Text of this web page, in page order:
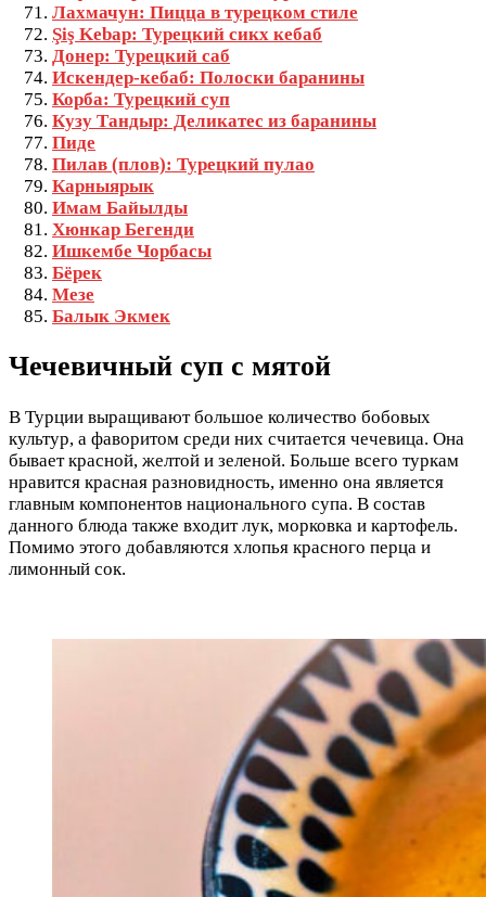
Лахмачун: Пицца в турецком стиле
Şiş Kebap: Турецкий сикх кебаб
Донер: Турецкий саб
Искендер-кебаб: Полоски баранины
Корба: Турецкий суп
Кузу Тандыр: Деликатес из баранины
Пиде
Пилав (плов): Турецкий пулао
Карныярык
Имам Байылды
Хюнкар Бегенди
Ишкембе Чорбасы
Бёрек
Мезе
Балык Экмек
Чечевичный суп с мятой
В Турции выращивают большое количество бобовых
культур, а фаворитом среди них считается чечевица. Она
бывает красной, желтой и зеленой. Больше всего туркам
нравится красная разновидность, именно она является
главным компонентов национального супа. В состав
данного блюда также входит лук, морковка и картофель.
Помимо этого добавляются хлопья красного перца и
лимонный сок.